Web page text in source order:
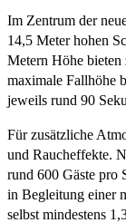
Im Zentrum der
14,5 Meter hohen
Metern Höhe bieten
maximale Fallhöhe
jeweils rund 90
Für zusätzliche
und Raucheffekte.
rund 600 Gäste pro
in Begleitung einer
selbst mindestens